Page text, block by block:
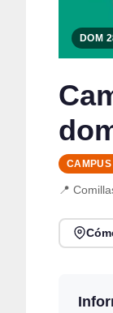
DOM
📍